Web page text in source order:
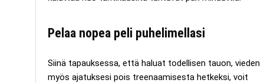
Pelaa nopea peli puhelimellasi
Siinä tapauksessa, että haluat todellisen tauon, vieden
myös ajatuksesi pois treenaamisesta hetkeksi, voit